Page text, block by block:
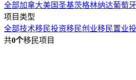
全部加拿大美国圣基茨格林纳达葡萄牙
项目类型
全部技术移民投资移民创业移民置业
共0个移民项目